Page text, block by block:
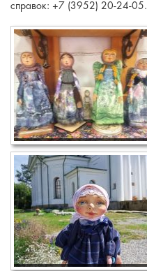
справок: +7 (3952) 20-24-05.